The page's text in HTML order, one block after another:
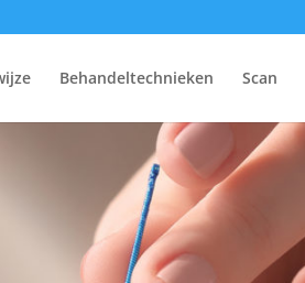
Behandeltechnieken Scan